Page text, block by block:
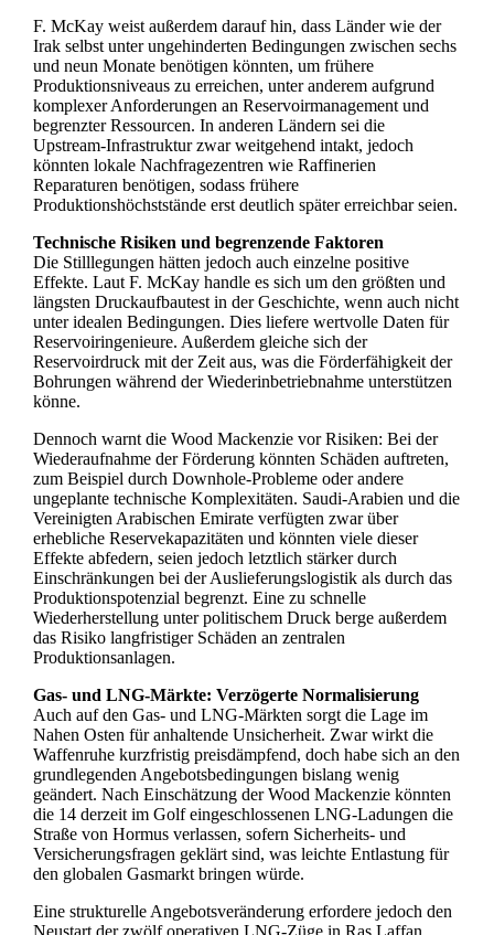
F. McKay weist außerdem darauf hin, dass Länder wie der
Irak selbst unter ungehinderten Bedingungen zwischen sechs
und neun Monate benötigen könnten, um frühere
Produktionsniveaus zu erreichen, unter anderem aufgrund
komplexer Anforderungen an Reservoirmanagement und
begrenzter Ressourcen. In anderen Ländern sei die
Upstream‑Infrastruktur zwar weitgehend intakt, jedoch
könnten lokale Nachfragezentren wie Raffinerien
Reparaturen benötigen, sodass frühere
Produktionshöchststände erst deutlich später erreichbar seien.
Technische Risiken und begrenzende Faktoren
Die Stilllegungen hätten jedoch auch einzelne positive
Effekte. Laut F. McKay handle es sich um den größten und
längsten Druckaufbautest in der Geschichte, wenn auch nicht
unter idealen Bedingungen. Dies liefere wertvolle Daten für
Reservoiringenieure. Außerdem gleiche sich der
Reservoirdruck mit der Zeit aus, was die Förderfähigkeit der
Bohrungen während der Wiederinbetriebnahme unterstützen
könne.
Dennoch warnt die Wood Mackenzie vor Risiken: Bei der
Wiederaufnahme der Förderung könnten Schäden auftreten,
zum Beispiel durch Downhole‑Probleme oder andere
ungeplante technische Komplexitäten. Saudi-Arabien und die
Vereinigten Arabischen Emirate verfügten zwar über
erhebliche Reservekapazitäten und könnten viele dieser
Effekte abfedern, seien jedoch letztlich stärker durch
Einschränkungen bei der Auslieferungslogistik als durch das
Produktionspotenzial begrenzt. Eine zu schnelle
Wiederherstellung unter politischem Druck berge außerdem
das Risiko langfristiger Schäden an zentralen
Produktionsanlagen.
Gas- und LNG‑Märkte: Verzögerte Normalisierung
Auch auf den Gas- und LNG‑Märkten sorgt die Lage im
Nahen Osten für anhaltende Unsicherheit. Zwar wirkt die
Waffenruhe kurzfristig preisdämpfend, doch habe sich an den
grundlegenden Angebotsbedingungen bislang wenig
geändert. Nach Einschätzung der Wood Mackenzie könnten
die 14 derzeit im Golf eingeschlossenen LNG‑Ladungen die
Straße von Hormus verlassen, sofern Sicherheits- und
Versicherungsfragen geklärt sind, was leichte Entlastung für
den globalen Gasmarkt bringen würde.
Eine strukturelle Angebotsveränderung erfordere jedoch den